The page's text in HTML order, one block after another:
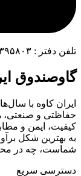
تلفن دفتر : ۰۹۱۲۳۳۹۵۸۰۳- 021۲۲۰۸۱۰۹۵
گاوصندوق
ایران کاوه با
حفاظتی و صنعتی،
کیفیت، ایمن و
به بهترین شکل
شماست، چه در
دسترسی سریع